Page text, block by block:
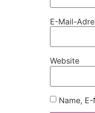
E-Mail-
Website
Name,